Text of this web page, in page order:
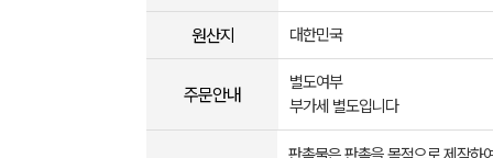
원산지 대한민국
주문안내
별도여부
부가세 별도입니다